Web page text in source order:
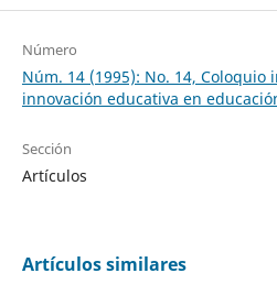
Número
Núm. 14 (1995): No. 14,
innovación educativa en
Sección
Artículos
Artículos similares